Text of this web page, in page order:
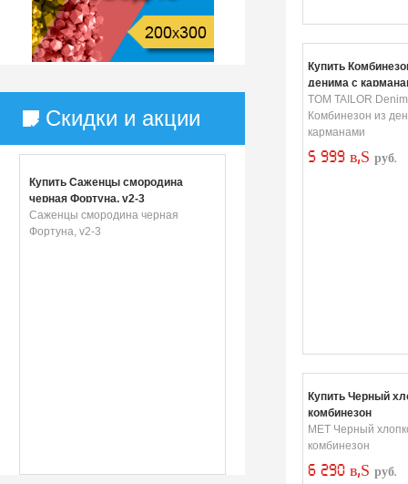
Скидки и акции
Купить Саженцы смородина
черная Фортуна, v2-3
Саженцы смородина черная
Фортуна, v2-3
Купить
денима с
TOM TAILOR Denim
Комбинезон из
карманами
5 999 в‚Ѕ руб.
Купить Черный
комбинезон
MET Черный
комбинезон
6 290 в‚Ѕ руб.